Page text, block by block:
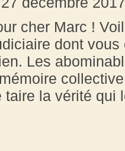
cher Marc !
dont
Les
taire la vérité